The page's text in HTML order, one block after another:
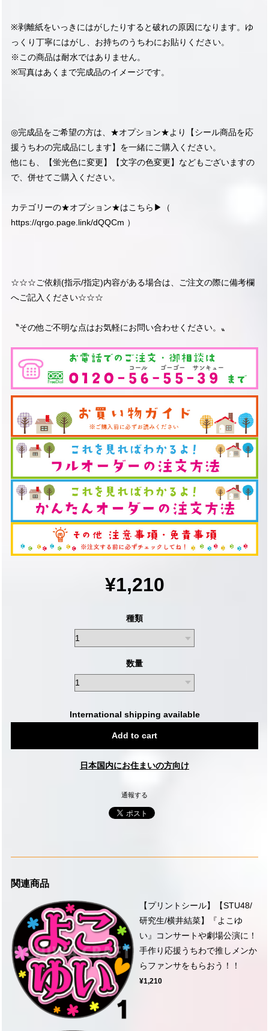
※剥離紙をいっきにはがしたりすると破れの原因になります。ゆ
っくり丁寧にはがし、お持ちのうちわにお貼りください。
※この商品は耐水ではありません。
※写真はあくまで完成品のイメージです。
◎完成品をご希望の方は、★オプション★より【シール商品を応
援うちわの完成品にします】を一緒にご購入ください。
他にも、【蛍光色に変更】【文字の色変更】などもございますの
で、併せてご購入ください。
カテゴリーの★オプション★はこちら▶︎（
https://qrgo.page.link/dQQCm ）
☆☆☆ご依頼(指示/指定)内容がある場合は、ご注文の際に備考欄
へご記入ください☆☆☆
〝その他ご不明な点はお気軽にお問い合わせください。〟
¥1,210
種類
数量
International shipping available
Add to cart
日本国内にお住まいの方向け
通報する
関連商品
【プリントシール】【STU48/
研究生/横井結菜】『よこゆ
い』コンサートや劇場公演に！
手作り応援うちわで推しメンか
らファンサをもらおう！！
¥1,210